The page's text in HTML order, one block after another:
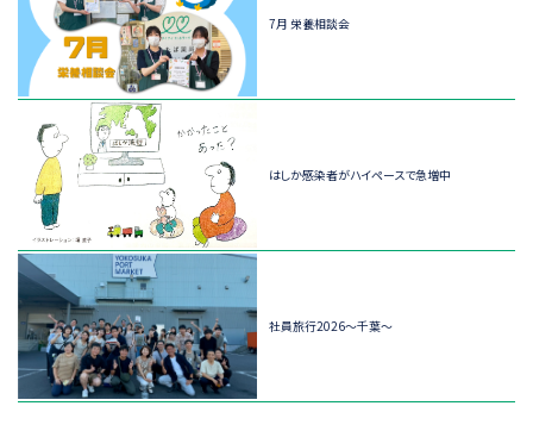
7月 栄養相談会
はしか感染者がハイペースで急増中
社員旅行2026～千葉～